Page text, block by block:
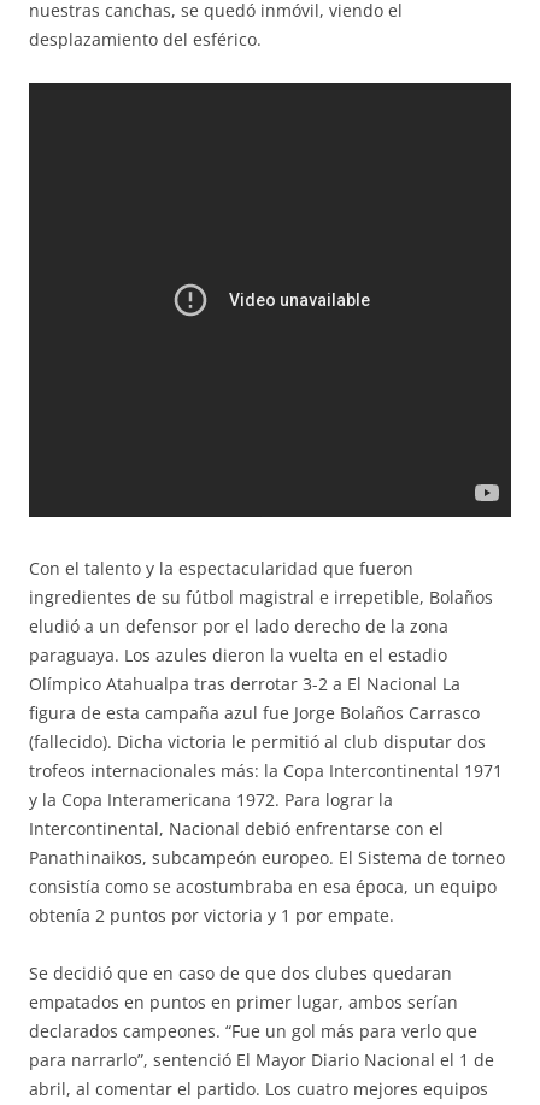
nuestras canchas, se quedó inmóvil, viendo el
desplazamiento del esférico.
Con el talento y la espectacularidad que fueron
ingredientes de su fútbol magistral e irrepetible, Bolaños
eludió a un defensor por el lado derecho de la zona
paraguaya. Los azules dieron la vuelta en el estadio
Olímpico Atahualpa tras derrotar 3-2 a El Nacional La
figura de esta campaña azul fue Jorge Bolaños Carrasco
(fallecido). Dicha victoria le permitió al club disputar dos
trofeos internacionales más: la Copa Intercontinental 1971
y la Copa Interamericana 1972. Para lograr la
Intercontinental, Nacional debió enfrentarse con el
Panathinaikos, subcampeón europeo. El Sistema de torneo
consistía como se acostumbraba en esa época, un equipo
obtenía 2 puntos por victoria y 1 por empate.
Se decidió que en caso de que dos clubes quedaran
empatados en puntos en primer lugar, ambos serían
declarados campeones. “Fue un gol más para verlo que
para narrarlo”, sentenció El Mayor Diario Nacional el 1 de
abril, al comentar el partido. Los cuatro mejores equipos